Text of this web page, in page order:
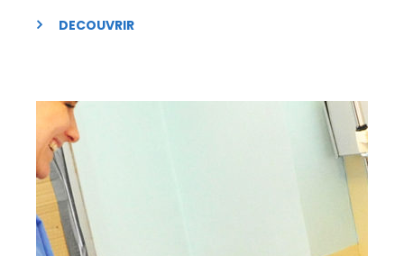
DECOUVRIR